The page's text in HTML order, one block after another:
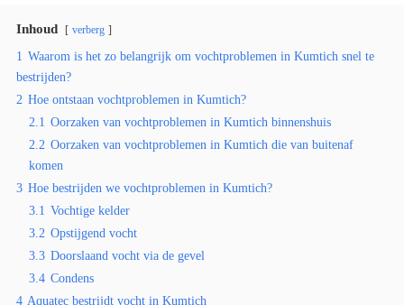
Inhoud verberg
1 Waarom is het zo belangrijk om vochtproblemen in Kumtich snel te
bestrijden?
2 Hoe ontstaan vochtproblemen in Kumtich?
2.1 Oorzaken van vochtproblemen in Kumtich binnenshuis
2.2 Oorzaken van vochtproblemen in Kumtich die van buitenaf
komen
3 Hoe bestrijden we vochtproblemen in Kumtich?
3.1 Vochtige kelder
3.2 Opstijgend vocht
3.3 Doorslaand vocht via de gevel
3.4 Condens
4 Aquatec bestrijdt vocht in Kumtich